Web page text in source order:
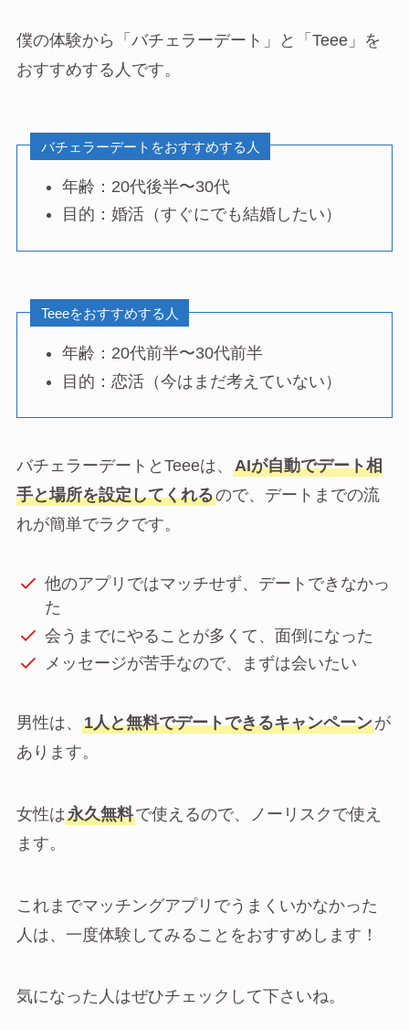
僕の体験から「バチェラーデート」と「Teee」を
おすすめする人です。
バチェラーデートをおすすめする人
年齢：20代後半〜30代
目的：婚活（すぐにでも結婚したい）
Teeeをおすすめする人
年齢：20代前半〜30代前半
目的：恋活（今はまだ考えていない）
バチェラーデートとTeeeは、 AIが自動でデート相
手と場所を設定してくれるので、デートまでの流
れが簡単でラクです。
他のアプリではマッチせず、デートできなかっ
た
会うまでにやることが多くて、面倒になった
メッセージが苦手なので、まずは会いたい
男性は、 1人と無料でデートできるキャンペーンが
あります。
女性は永久無料で使えるので、ノーリスクで使え
ます。
これまでマッチングアプリでうまくいかなかった
人は、一度体験してみることをおすすめします！
気になった人はぜひチェックして下さいね。